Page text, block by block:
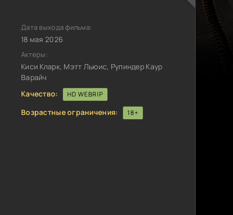
Дата выхода фильма:
18 мая 2026
Актеры:
Киси Кларк, Мэтт Льюис, Рупиндер Каур
Варайч
Качество:
HD WEBRIP
Возрастные ограничения: 18+